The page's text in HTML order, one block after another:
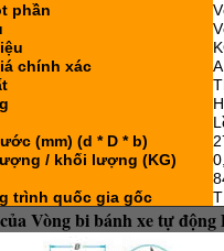
phần
chính xác
(mm) (d * D * b)
/ khối lượng (KG)
trình quốc gia gốc
Vòng bi bánh xe tự động